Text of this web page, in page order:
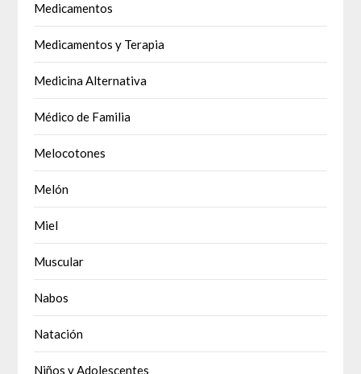
Medicamentos
Medicamentos y Terapia
Medicina Alternativa
Médico de Familia
Melocotones
Melón
Miel
Muscular
Nabos
Natación
Niños y Adolescentes